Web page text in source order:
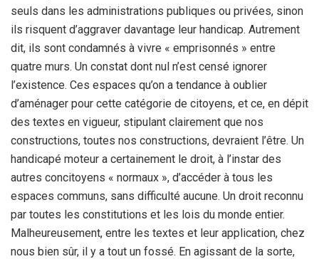
seuls dans les administrations publiques ou privées, sinon
ils risquent d’aggraver davantage leur handicap. Autrement
dit, ils sont condamnés à vivre « emprisonnés » entre
quatre murs. Un constat dont nul n’est censé ignorer
l’existence. Ces espaces qu’on a tendance à oublier
d’aménager pour cette catégorie de citoyens, et ce, en dépit
des textes en vigueur, stipulant clairement que nos
constructions, toutes nos constructions, devraient l’être. Un
handicapé moteur a certainement le droit, à l’instar des
autres concitoyens « normaux », d’accéder à tous les
espaces communs, sans difficulté aucune. Un droit reconnu
par toutes les constitutions et les lois du monde entier.
Malheureusement, entre les textes et leur application, chez
nous bien sûr, il y a tout un fossé. En agissant de la sorte,